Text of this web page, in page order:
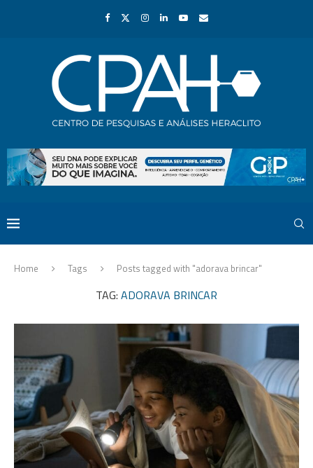
Home Tags Posts tagged with "adorava brincar"
TAG: ADORAVA BRINCAR